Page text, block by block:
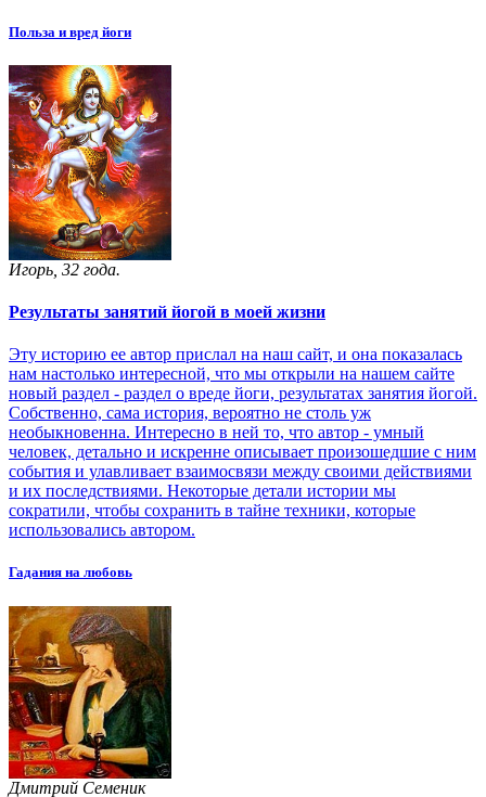
Польза и вред йоги
Игорь, 32 года.
Результаты занятий йогой в моей жизни
Эту историю ее автор прислал на наш сайт, и она показалась
нам настолько интересной, что мы открыли на нашем сайте
новый раздел - раздел о вреде йоги, результатах занятия йогой.
Собственно, сама история, вероятно не столь уж
необыкновенна. Интересно в ней то, что автор - умный
человек, детально и искренне описывает произошедшие с ним
события и улавливает взаимосвязи между своими действиями
и их последствиями. Некоторые детали истории мы
сократили, чтобы сохранить в тайне техники, которые
использовались автором.
Гадания на любовь
Дмитрий Семеник